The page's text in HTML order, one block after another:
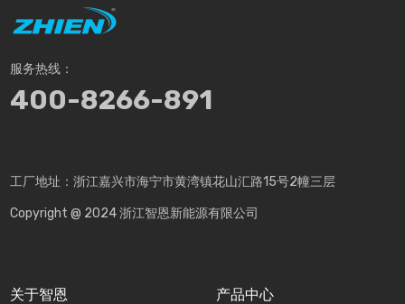
服务热线：
400-8266-891
工厂地址：浙江嘉兴市海宁市黄湾镇花山汇路15号2幢三层
Copyright @ 2024 浙江智恩新能源有限公司
关于智恩 产品中心